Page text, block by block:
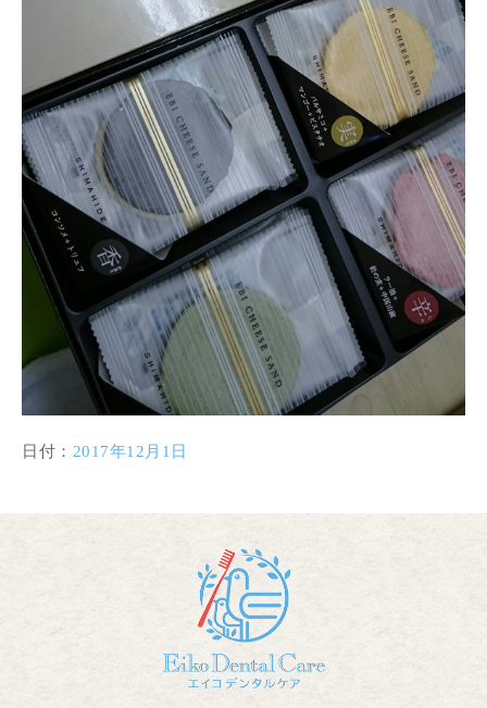
日付： 2017年12月1日